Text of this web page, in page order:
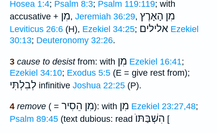
Hosea 1:4; Psalm 8:3; Psalm 119:119; with
accusative + מִן, Jeremiah 36:29, מִן הָאָרֶץ
Leviticus 26:6 (H), Ezekiel 34:25; אלילים Ezekiel
30:13; Deuteronomy 32:26.
3 cause to desistfrom: with מִן Ezekiel 16:41;
Ezekiel 34:10; Exodus 5:5 (E = give rest from);
לְבִלְתִּי infinitive Joshua 22:25 (P).
4 remove ( = מִן הֵסִיר): with מִן Ezekiel 23:27,48;
Psalm 89:45 (text dubious: read הִשְׁבַּתּוֺ [